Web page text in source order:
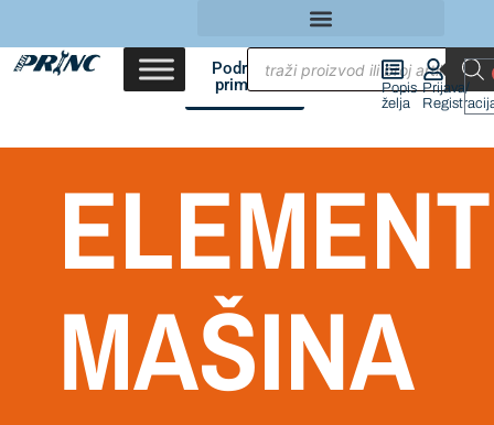
Područja
primene
Popis
želja
Prijava/
MAŠINA